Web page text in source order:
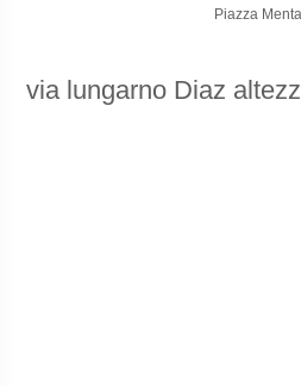
Piazza
via lungarno Diaz